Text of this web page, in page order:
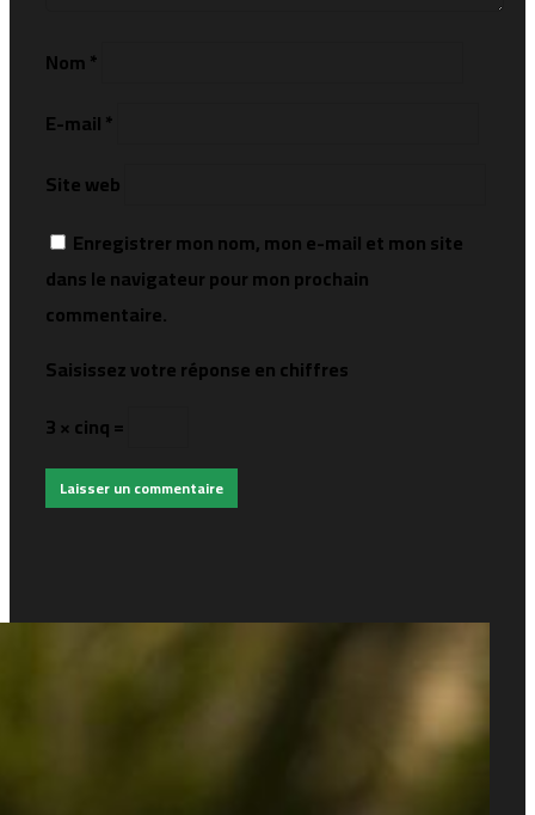
Nom*
E-mail*
Site web
Enregistrer mon nom, mon e-mail et mon site
dans le navigateur pour mon prochain
commentaire.
Saisissez votre réponse en chiffres
3 × cinq =